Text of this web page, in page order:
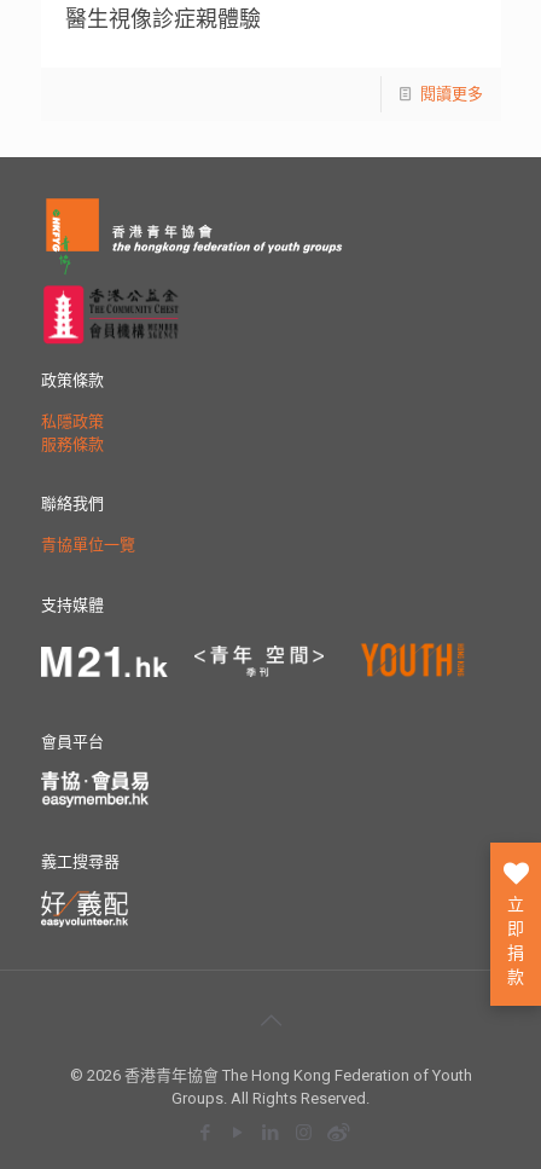
醫生視像診症親體驗
閱讀更多
政策條款
私隱政策
服務條款
聯絡我們
青協單位一覽
支持媒體
會員平台
義工搜尋器
© 2026 香港青年協會 The Hong Kong Federation of Youth
Groups. All Rights Reserved.
立
即
捐
款